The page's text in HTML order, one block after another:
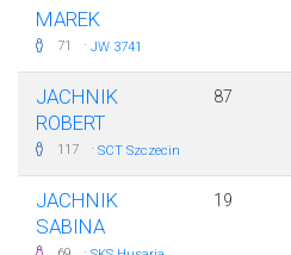
MAREK
71 · JW 3741
JACHNIK
ROBERT
117 · SCT Szczecin
87
JACHNIK
SABINA
19